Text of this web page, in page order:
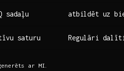
sadaļu atbildēt uz
‌saturu Regulāri
ar MI.